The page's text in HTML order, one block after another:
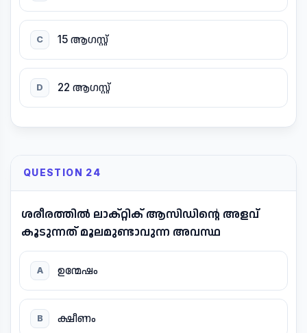
C 15 ആഗസ്റ്റ്
D 22 ആഗസ്റ്റ്
QUESTION 24
ശരീരത്തിൽ ലാക്റ്റിക് ആസിഡിന്റെ അളവ്
കൂടുന്നത് മൂലമുണ്ടാവുന്ന അവസ്ഥ
A ഉന്മേഷം
B ക്ഷീണം